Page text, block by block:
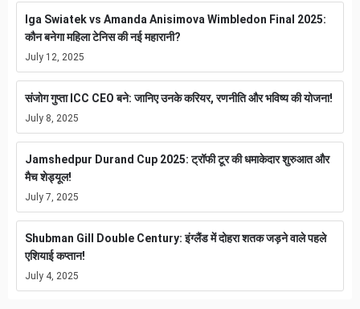
Iga Swiatek vs Amanda Anisimova Wimbledon Final 2025:
कौन बनेगा महिला टेनिस की नई महारानी?
July 12, 2025
संजोग गुप्ता ICC CEO बने: जानिए उनके करियर, रणनीति और भविष्य की योजना!
July 8, 2025
Jamshedpur Durand Cup 2025: ट्रॉफी टूर की धमाकेदार शुरुआत और
मैच शेड्यूल!
July 7, 2025
Shubman Gill Double Century: इंग्लैंड में दोहरा शतक जड़ने वाले पहले
एशियाई कप्तान!
July 4, 2025